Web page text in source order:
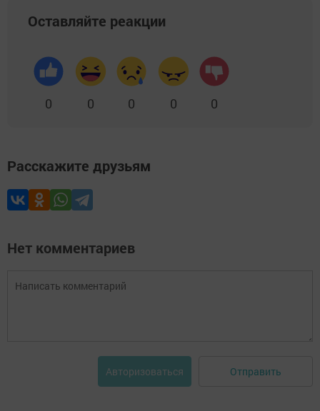
Оставляйте реакции
0 0 0 0 0
Расскажите друзьям
Нет комментариев
Авторизоваться Отправить